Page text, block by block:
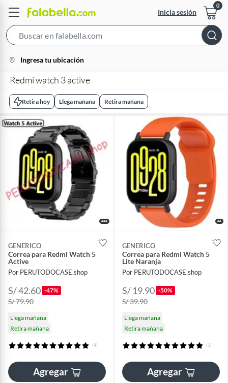
Inicia sesión
Bar
location-
icon
Ingresa tu ubicación
Redmi watch 3 active
Retira hoy Llega mañana Retira mañana
GENERICO
Correa para Redmi Watch 5
Active
Por PERUTODOCASE.shop
S/ 42.60 -47%
S/ 79.90
Llega mañana
Retira mañana
(4)
Agregar
GENERICO
Correa para Redmi Watch 5
Lite Naranja
Por PERUTODOCASE.shop
S/ 19.90 -50%
S/ 39.90
Llega mañana
Retira mañana
(1)
Agregar